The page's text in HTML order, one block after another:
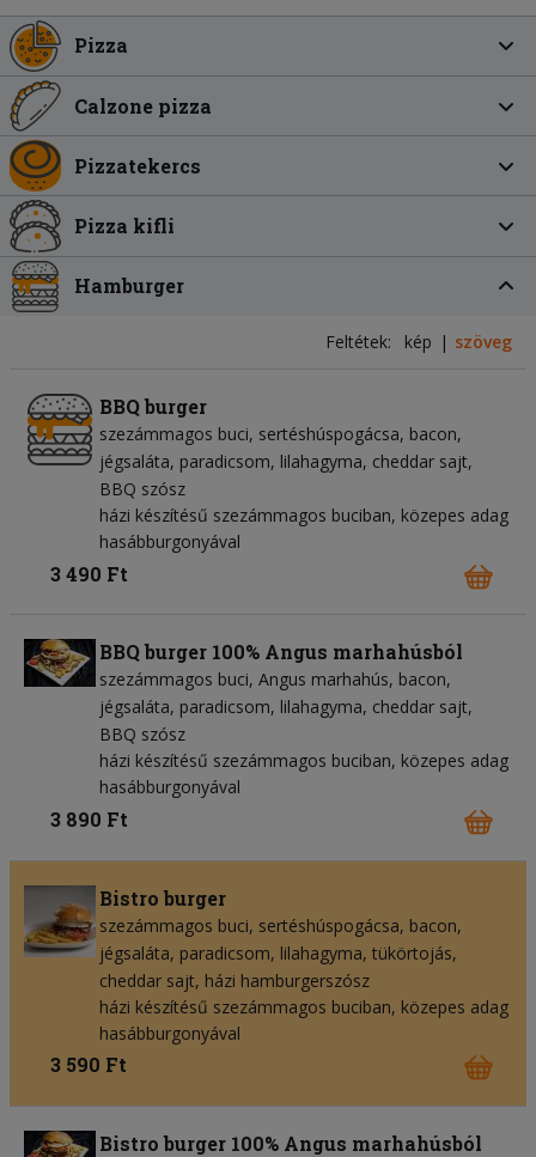
Pizza
Calzone pizza
Pizzatekercs
Pizza kifli
Hamburger
Feltétek: kép szöveg
BBQ burger
szezámmagos buci sertéshúspogácsa bacon
jégsaláta paradicsom lilahagyma cheddar sajt
BBQ szósz
házi készítésű szezámmagos buciban, közepes adag
hasábburgonyával
3 490 Ft
BBQ burger 100% Angus marhahúsból
szezámmagos buci Angus marhahús bacon
jégsaláta paradicsom lilahagyma cheddar sajt
BBQ szósz
házi készítésű szezámmagos buciban, közepes adag
hasábburgonyával
3 890 Ft
Bistro burger
szezámmagos buci sertéshúspogácsa bacon
jégsaláta paradicsom lilahagyma tükörtojás
cheddar sajt házi hamburgerszósz
házi készítésű szezámmagos buciban, közepes adag
hasábburgonyával
3 590 Ft
Bistro burger 100% Angus marhahúsból